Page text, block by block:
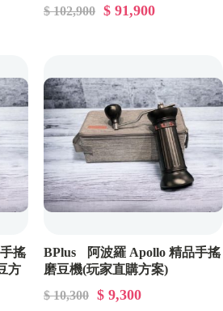
$ 102,900 $ 91,900
搖
方
BPlus 阿波羅 Apollo 精品手搖
磨豆機(玩家直購方案)
$ 10,300 $ 9,300